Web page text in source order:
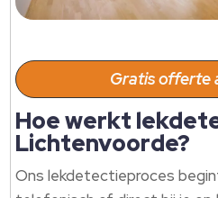
Gratis offerte
Hoe werkt
Lichtenvoorde?
Ons lekdetectieproces